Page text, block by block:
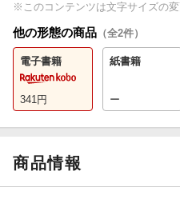
※このコンテンツは文字サイズの変
他の形態の商品 （全2件）
電子書籍
341 円
紙書籍
ー
商品情報